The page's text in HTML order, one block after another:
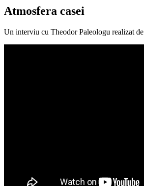
Atmosfera casei
Un interviu cu Theodor Paleologu realizat de